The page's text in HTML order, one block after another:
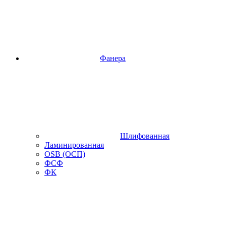
Фанера
Шлифованная
Ламинированная
OSB (ОСП)
ФСФ
ФК